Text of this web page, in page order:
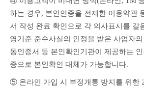
하는 경우, 본인인증을 전제한 이용약관
서 작성 완료 확인으로 각 의사표시를 갈
영기준 준수사실의 인정을 받은 사업자
동인증서 등 본인확인기관이 제공하는 인
증으로 본인확인 대체가 가능합니다.
⑤ 온라인 가입 시 부정개통 방지를 위한